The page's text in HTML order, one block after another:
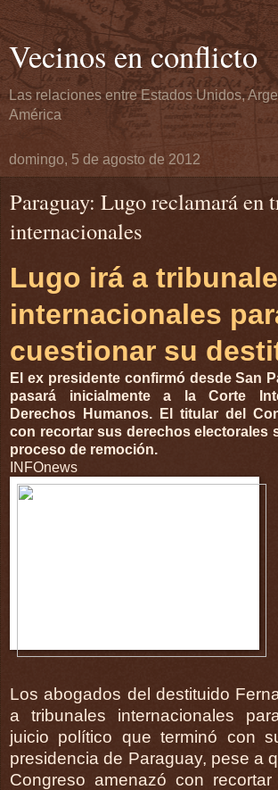
Vecinos en conflicto
Las relaciones entre Estados Unidos,
América
domingo, 5 de agosto de 2012
Paraguay: Lugo reclamará en
internacionales
Lugo irá a
internacionales
cuestionar su
El ex presidente confirmó desde San
pasará inicialmente a la Corte
Derechos Humanos. El titular del
con recortar sus derechos electorales
proceso de remoción.
INFOnews
Los abogados del destituido
a tribunales internacionales
juicio político que terminó con
presidencia de Paraguay, pese a
Congreso amenazó con